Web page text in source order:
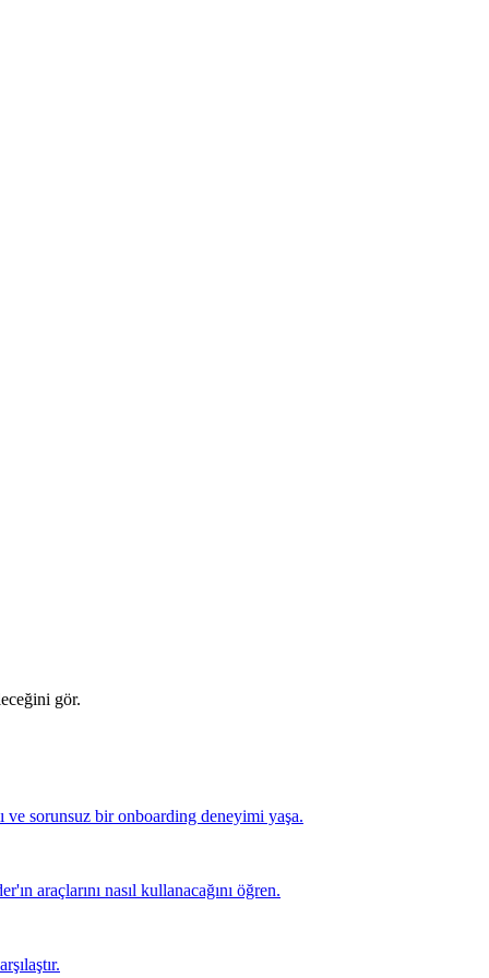
gör.
ve sorunsuz bir onboarding deneyimi yaşa.
araçlarını nasıl kullanacağını öğren.